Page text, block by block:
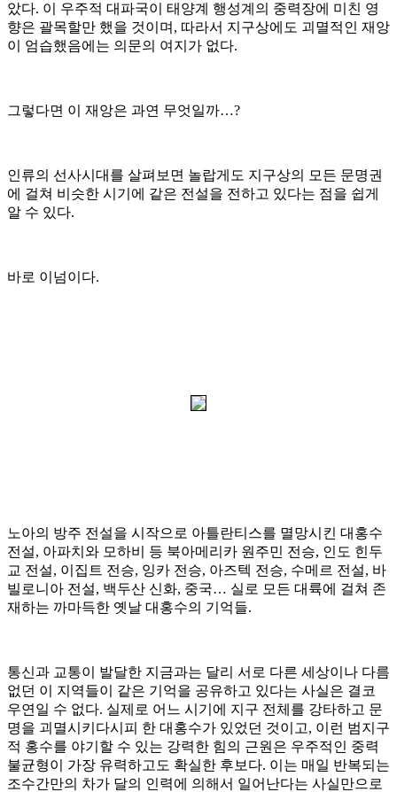
았다. 이 우주적 대파국이 태양계 행성계의 중력장에 미친 영
향은 괄목할만 했을 것이며 , 따라서 지구상에도 괴멸적인 재앙
이 엄습했음에는 의문의 여지가 없다.
그렇다면 이 재앙은 과연 무엇일까…?
인류의 선사시대를 살펴보면 놀랍게도 지구상의 모든 문명권
에 걸쳐 비슷한 시기에 같은 전설을 전하고 있다는 점을 쉽게
알 수 있다.
바로 이넘이다.
노아의 방주 전설을 시작으로 아틀란티스를 멸망시킨 대홍수
전설, 아파치와 모하비 등 북아메리카 원주민 전승, 인도 힌두
교 전설, 이집트 전승, 잉카 전승, 아즈텍 전승, 수메르 전설, 바
빌로니아 전설, 백두산 신화, 중국… 실로 모든 대륙에 걸쳐 존
재하는 까마득한 옛날 대홍수의 기억들.
통신과 교통이 발달한 지금과는 달리 서로 다른 세상이나 다름
없던 이 지역들이 같은 기억을 공유하고 있다는 사실은 결코
우연일 수 없다. 실제로 어느 시기에 지구 전체를 강타하고 문
명을 괴멸시키다시피 한 대홍수가 있었던 것이고, 이런 범지구
적 홍수를 야기할 수 있는 강력한 힘의 근원은 우주적인 중력
불균형이 가장 유력하고도 확실한 후보다. 이는 매일 반복되는
조수간만의 차가 달의 인력에 의해서 일어난다는 사실만으로